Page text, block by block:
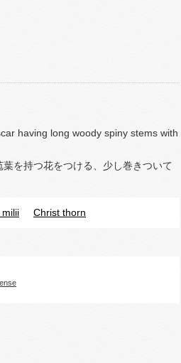
having long woody spiny stems with
を持つ花をつける、少し巻きついて
milii Christ thorn